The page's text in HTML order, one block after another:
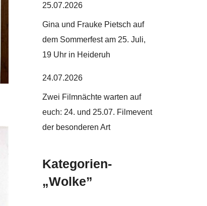
25.07.2026
Gina und Frauke Pietsch auf
dem Sommerfest am 25. Juli,
19 Uhr in Heideruh
24.07.2026
Zwei Filmnächte warten auf
euch: 24. und 25.07. Filmevent
der besonderen Art
Kategorien-
„Wolke”